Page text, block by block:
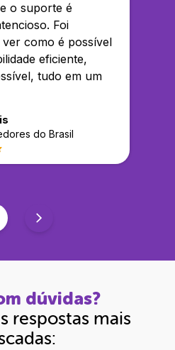
o suporte é
Foi
como é possível
eficiente,
tudo em um
do Brasil
dúvidas?
respostas mais